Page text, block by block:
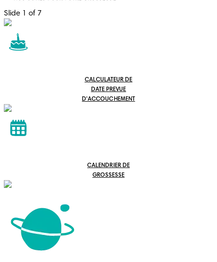
Slide 1 of 7
CALCULATEUR DE
DATE PREVUE
D'ACCOUCHEMENT
CALENDRIER DE
GROSSESSE